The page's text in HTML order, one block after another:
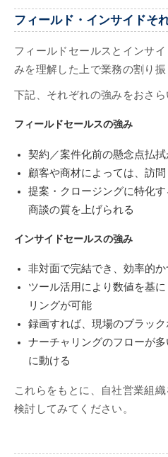
フィールド・インサイドそ
フィールドセールスとインサ
みを理解した上で業務の割り振
下記、それぞれの強みをおさら
フィールドセールスの強み
契約／案件化前の懸念点払拭
顧客や商材によっては、訪問
提案・クロージングに特化す
商談の質を上げられる
インサイドセールスの強み
非対面で完結でき、効率的
ツール活用により数値を基
リングが可能
録画すれば、現場のブラッ
ナーチャリングのフローが
に動ける
これらをもとに、自社営業組
検討してみてください。